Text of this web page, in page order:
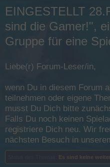
EINGESTELLT
sind die Gamer!",
Gruppe für eine
Liebe(r) Forum-Leser/in,
wenn Du in diesem Forum
teilnehmen oder eigene
musst Du Dich bitte
Falls Du noch keinen
registriere Dich neu. Wir
nächsten Besuch in
Es sind keine